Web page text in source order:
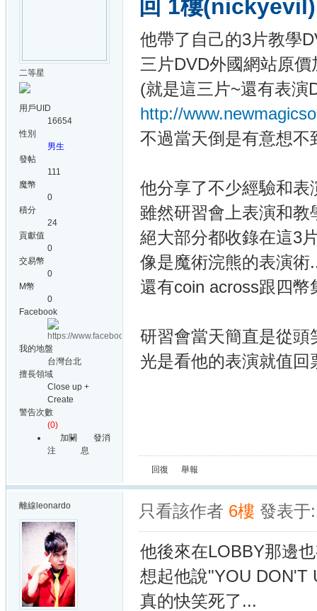
二等星
用戶UID
16654
性別
男生
發帖
111
魔幣
0
積分
24
貢獻值
0
交易幣
0
M幣
0
Facebook
我的地盤
台灣台北
擅長領域
Close up +
Create
警告次數
(0)
加關
注
發消
息
回 1樓
他帶了自己的3片教學
三片DVD外國網站原
(就是這三片~還有表演
http://
不過當天倒是有意想不
他分享了不少經驗和表
雖然研習會上表演和教
絕大部分都收錄在這3
像是魔術浣熊的表演
還有coin across跟四
研習會當天簡直是從頭
光是看他的表演就值回
回復 舉報
離線 leonardo 只看該作者 6樓 發表于
他後來在LOBBY那邊
想起他說"YOU DON'T
真的快笑死了...